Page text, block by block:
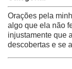
Orações pela
algo que ela não
injustamente que
descobertas e se